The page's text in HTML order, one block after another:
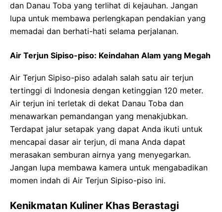
dan Danau Toba yang terlihat di kejauhan. Jangan
lupa untuk membawa perlengkapan pendakian yang
memadai dan berhati-hati selama perjalanan.
Air Terjun Sipiso-piso: Keindahan Alam yang Megah
Air Terjun Sipiso-piso adalah salah satu air terjun
tertinggi di Indonesia dengan ketinggian 120 meter.
Air terjun ini terletak di dekat Danau Toba dan
menawarkan pemandangan yang menakjubkan.
Terdapat jalur setapak yang dapat Anda ikuti untuk
mencapai dasar air terjun, di mana Anda dapat
merasakan semburan airnya yang menyegarkan.
Jangan lupa membawa kamera untuk mengabadikan
momen indah di Air Terjun Sipiso-piso ini.
Kenikmatan Kuliner Khas Berastagi